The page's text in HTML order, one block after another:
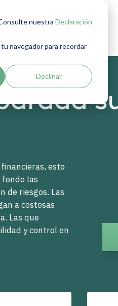
nuestra Declaración
navegador para recordar
Declinar
esto
las
de riesgos. Las
a costosas
Las que
y control en